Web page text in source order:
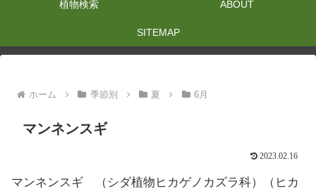
植物検索 ABOUT
SITEMAP
ホーム 季節別 夏 6月
マンネンスギ
2023.02.16
マンネンスギ （シダ植物ヒカゲノカズラ科）（ヒカ